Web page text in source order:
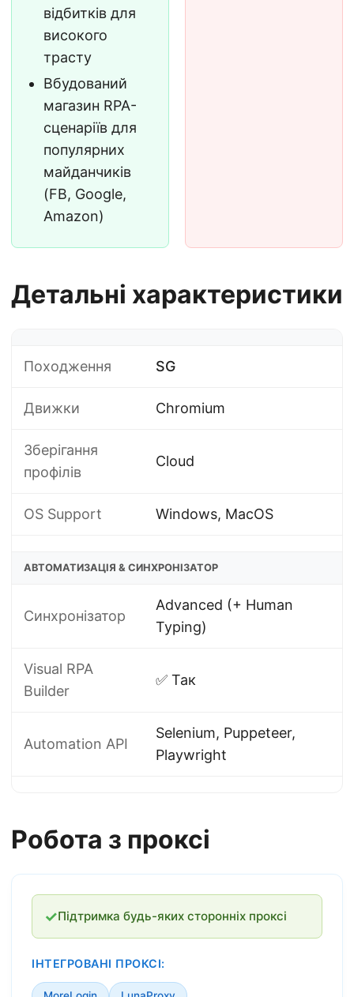
відбитків для
високого
трасту
Вбудований
магазин RPA-
сценаріїв для
популярних
майданчиків
(FB, Google,
Amazon)
Детальні характеристики
Походження SG
Движки Chromium
Зберігання
профілів
Cloud
OS Support Windows, MacOS
АВТОМАТИЗАЦІЯ & СИНХРОНІЗАТОР
Синхронізатор
Advanced (+ Human
Typing)
Visual RPA
Builder
✅ Так
Automation API
Selenium, Puppeteer,
Playwright
Робота з проксі
✓Підтримка будь-яких сторонніх проксі
ІНТЕГРОВАНІ ПРОКСІ: